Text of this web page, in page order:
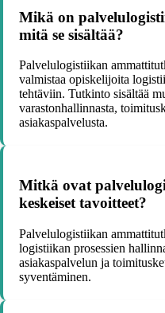
Mikä on
mitä se sisältää?
Palvelulogistiikan
valmistaa opiskelijoita
tehtäviin. Tutkinto sisältää
varastonhallinnasta,
asiakaspalvelusta.
Mitkä ovat
keskeiset tavoitteet?
Palvelulogistiikan
logistiikan prosessien
asiakaspalvelun ja
syventäminen.